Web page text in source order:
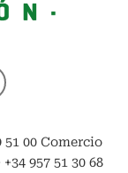
51 00 Comercio
957 51 30 68